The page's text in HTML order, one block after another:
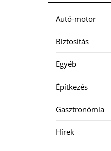
Autó-motor
Biztosítás
Egyéb
Építkezés
Gasztronómia
Hírek